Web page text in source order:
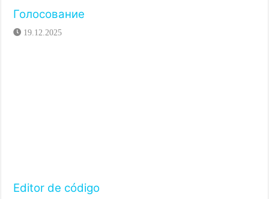
Голосование
19.12.2025
Editor de código